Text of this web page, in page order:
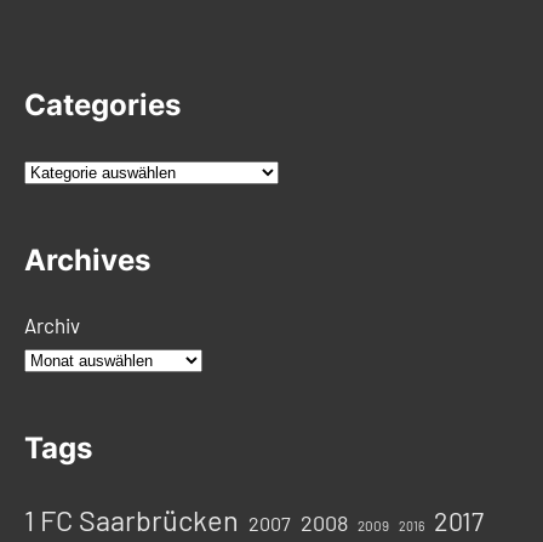
Categories
K
e
o
r
e
n
Archives
Archiv
Tags
1 FC Saarbrücken 2007 2008 2009 2016 2017